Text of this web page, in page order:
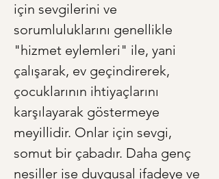
için sevgilerini ve
sorumluluklarını genellikle
"hizmet eylemleri" ile, yani
çalışarak, ev geçindirerek,
çocuklarının ihtiyaçlarını
karşılayarak göstermeye
meyillidir. Onlar için sevgi,
somut bir çabadır. Daha genç
nesiller ise duygusal ifadeye ve